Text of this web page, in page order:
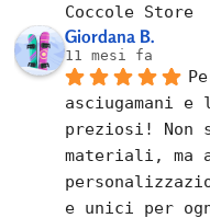
Coccole Store
Giordana B.
11 mesi fa
asciugamani e
preziosi! Non
materiali, ma
e unici per